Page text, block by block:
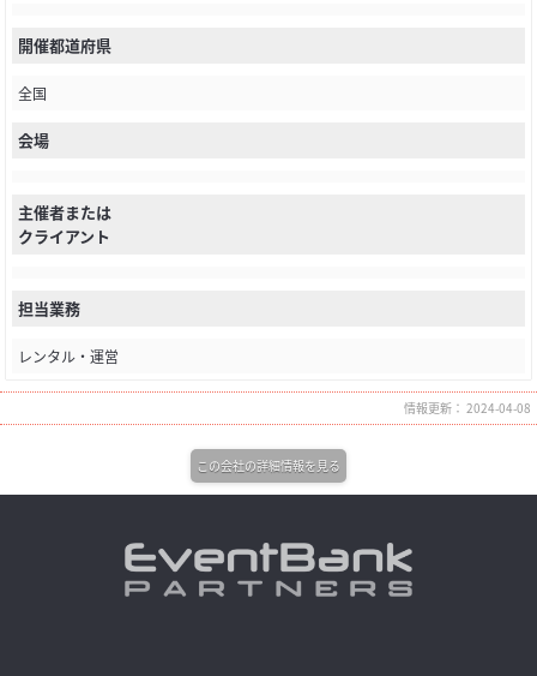
開催都道府県
全国
会場
主催者または
クライアント
担当業務
レンタル・運営
情報更新： 2024-04-08
この会社の詳細情報を見る